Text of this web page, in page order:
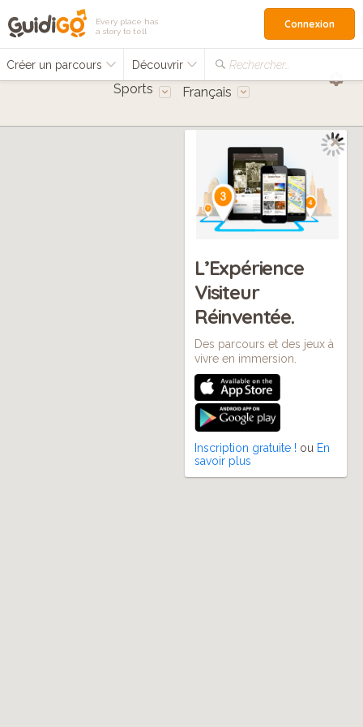
Every place has
a story to tell
Créer un parcours Découvrir Rechercher…
Connexion
Sports Français
L’Expérience
Visiteur
Réinventée.
Des parcours et des jeux à
vivre en immersion.
Inscription gratuite ! ou En
savoir plus